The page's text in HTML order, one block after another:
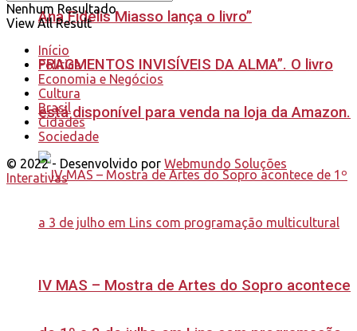
Ana Fidelis Miasso lança o livro”
FRAGMENTOS INVISÍVEIS DA ALMA”. O livro
está disponível para venda na loja da Amazon.
IV MAS – Mostra de Artes do Sopro acontece
Nenhum Resultado
View All Result
Início
Política
Economia e Negócios
Cultura
Brasil
Cidades
Sociedade
© 2022 - Desenvolvido por Webmundo Soluções
Interativas